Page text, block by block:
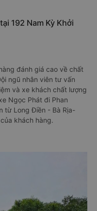
192 Nam Kỳ Khởi
đánh giá cao về chất
ngũ nhân viên tư vấn
và xe khách chất lượng
Ngọc Phát đi Phan
từ Long Điền - Bà Rịa-
khách hàng.